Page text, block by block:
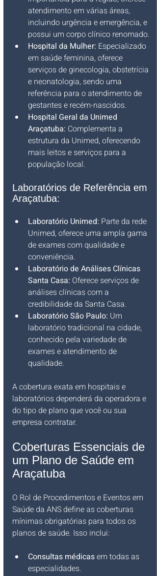
atendimento em várias áreas,
incluindo urgência e emergência, e
possui um corpo clínico renomado.
Hospital da Mulher: Especializado
em saúde feminina, oferece
serviços de ginecologia, obstetrícia
e neonatologia, sendo uma
referência para o atendimento de
gestantes e recém-nascidos.
Hospital Geral da Unimed
Araçatuba: Complementa a
estrutura da Unimed, oferecendo
mais leitos e serviços para a
população local.
Laboratórios de Referência em
Araçatuba:
Laboratório Unimed: Parte da rede
Unimed, oferece uma ampla gama
de exames com qualidade e
conveniência.
Laboratório de Análises Clínicas
Santa Casa: Oferece serviços de
análises clínicas com a
credibilidade da Santa Casa.
Laboratório São Paulo: Um
laboratório tradicional na cidade,
conhecido pela variedade de
exames e atendimento de
qualidade.
A cobertura exata em hospitais e
laboratórios dependerá da operadora e
do tipo de plano que você ou sua
empresa contratar.
Coberturas Essenciais de
um Plano de Saúde em
Araçatuba
O Rol de Procedimentos e Eventos em
Saúde da ANS define as coberturas
mínimas obrigatórias para todos os
planos de saúde. Isso inclui:
Consultas médicas em todas as
especialidades.